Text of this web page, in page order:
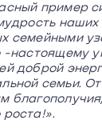
пример
наших
семейными
-настоящему
доброй
семьи.
роста!».